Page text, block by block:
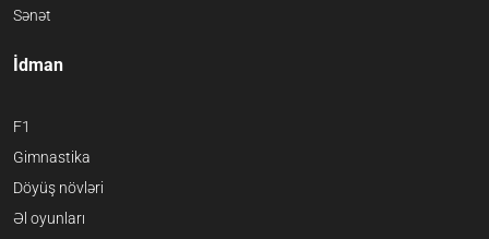
Sənət
İdman
F1
Gimnastika
Döyüş növləri
Əl oyunları